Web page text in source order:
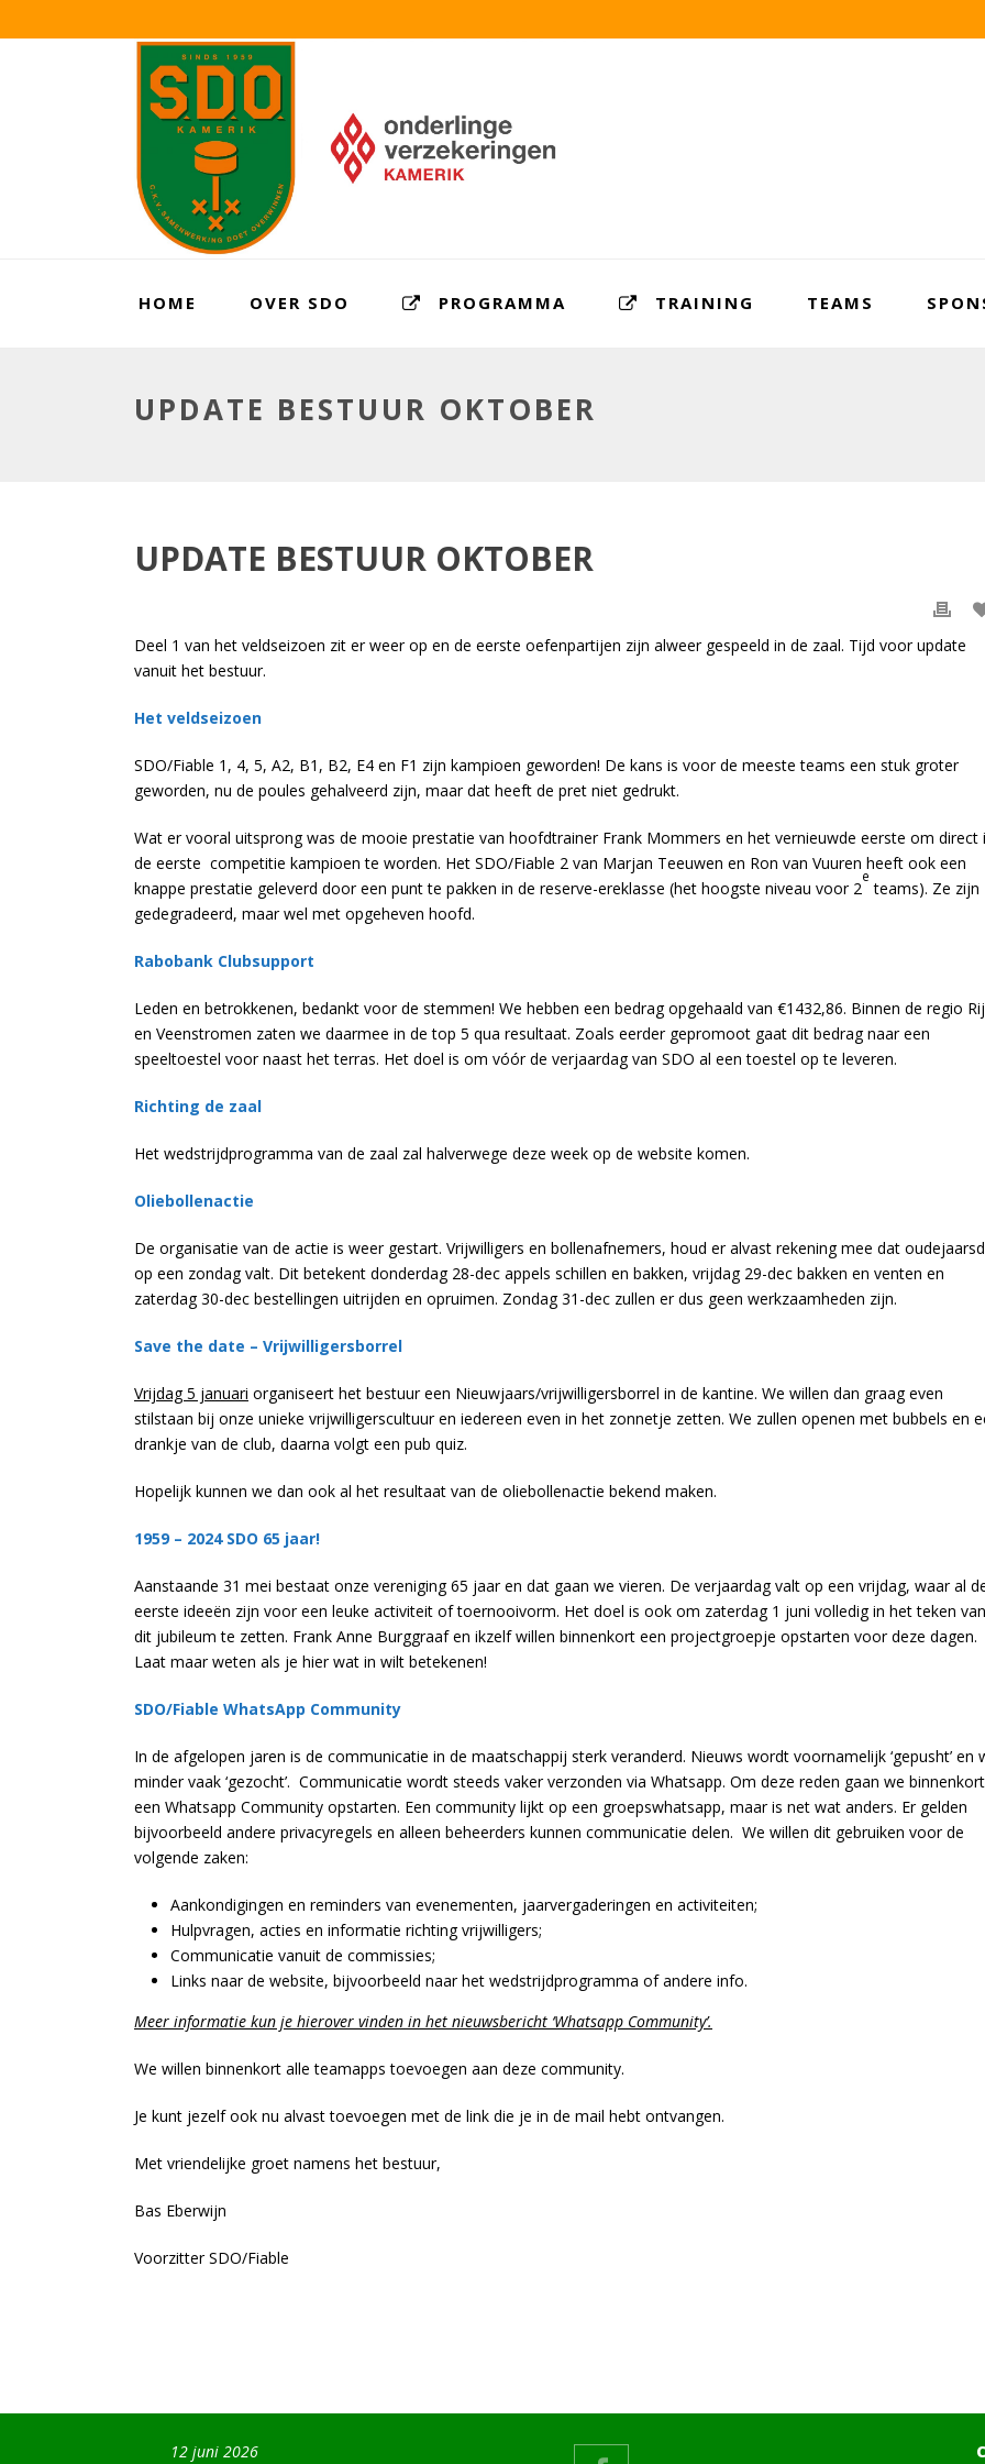
HOME OVER SDO PROGRAMMA TRAINING TEAMS
UPDATE BESTUUR OKTOBER
UPDATE BESTUUR OKTOBER
Deel 1 van het veldseizoen zit er weer op en de eerste oefenpartijen zijn alweer gespeeld in de zaal. Tijd voor update
vanuit het bestuur.
Het veldseizoen
SDO/Fiable 1, 4, 5, A2, B1, B2, E4 en F1 zijn kampioen geworden! De kans is voor de meeste teams een stuk groter
geworden, nu de poules gehalveerd zijn, maar dat heeft de pret niet gedrukt.
Wat er vooral uitsprong was de mooie prestatie van hoofdtrainer Frank Mommers en het vernieuwde eerste om direct
de eerste competitie kampioen te worden. Het SDO/Fiable 2 van Marjan Teeuwen en Ron van Vuuren heeft ook een
knappe prestatie geleverd door een punt te pakken in de reserve-ereklasse (het hoogste niveau voor 2
e
teams). Ze zijn
gedegradeerd, maar wel met opgeheven hoofd.
Rabobank Clubsupport
Leden en betrokkenen, bedankt voor de stemmen! We hebben een bedrag opgehaald van €1432,86. Binnen de regio
en Veenstromen zaten we daarmee in de top 5 qua resultaat. Zoals eerder gepromoot gaat dit bedrag naar een
speeltoestel voor naast het terras. Het doel is om vóór de verjaardag van SDO al een toestel op te leveren.
Richting de zaal
Het wedstrijdprogramma van de zaal zal halverwege deze week op de website komen.
Oliebollenactie
De organisatie van de actie is weer gestart. Vrijwilligers en bollenafnemers, houd er alvast rekening mee dat
op een zondag valt. Dit betekent donderdag 28-dec appels schillen en bakken, vrijdag 29-dec bakken en venten en
zaterdag 30-dec bestellingen uitrijden en opruimen. Zondag 31-dec zullen er dus geen werkzaamheden zijn.
Save the date – Vrijwilligersborrel
Vrijdag 5 januari organiseert het bestuur een Nieuwjaars/vrijwilligersborrel in de kantine. We willen dan graag even
stilstaan bij onze unieke vrijwilligerscultuur en iedereen even in het zonnetje zetten. We zullen openen met bubbels en
drankje van de club, daarna volgt een pub quiz.
Hopelijk kunnen we dan ook al het resultaat van de oliebollenactie bekend maken.
1959 – 2024 SDO 65 jaar!
Aanstaande 31 mei bestaat onze vereniging 65 jaar en dat gaan we vieren. De verjaardag valt op een vrijdag, waar al
eerste ideeën zijn voor een leuke activiteit of toernooivorm. Het doel is ook om zaterdag 1 juni volledig in het teken van
dit jubileum te zetten. Frank Anne Burggraaf en ikzelf willen binnenkort een projectgroepje opstarten voor deze dagen.
Laat maar weten als je hier wat in wilt betekenen!
SDO/Fiable WhatsApp Community
In de afgelopen jaren is de communicatie in de maatschappij sterk veranderd. Nieuws wordt voornamelijk ‘gepusht’ en
minder vaak ‘gezocht’. Communicatie wordt steeds vaker verzonden via Whatsapp. Om deze reden gaan we binnenkort
een Whatsapp Community opstarten. Een community lijkt op een groepswhatsapp, maar is net wat anders. Er gelden
bijvoorbeeld andere privacyregels en alleen beheerders kunnen communicatie delen. We willen dit gebruiken voor de
volgende zaken:
Aankondigingen en reminders van evenementen, jaarvergaderingen en activiteiten;
Hulpvragen, acties en informatie richting vrijwilligers;
Communicatie vanuit de commissies;
Links naar de website, bijvoorbeeld naar het wedstrijdprogramma of andere info.
Meer informatie kun je hierover vinden in het nieuwsbericht ‘Whatsapp Community’.
We willen binnenkort alle teamapps toevoegen aan deze community.
Je kunt jezelf ook nu alvast toevoegen met de link die je in de mail hebt ontvangen.
Met vriendelijke groet namens het bestuur,
Bas Eberwijn
Voorzitter SDO/Fiable
12 juni 2026